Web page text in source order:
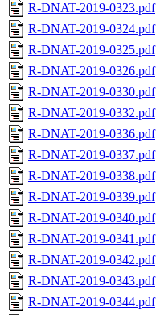
R-DNAT-2019-0323.pdf
R-DNAT-2019-0324.pdf
R-DNAT-2019-0325.pdf
R-DNAT-2019-0326.pdf
R-DNAT-2019-0330.pdf
R-DNAT-2019-0332.pdf
R-DNAT-2019-0336.pdf
R-DNAT-2019-0337.pdf
R-DNAT-2019-0338.pdf
R-DNAT-2019-0339.pdf
R-DNAT-2019-0340.pdf
R-DNAT-2019-0341.pdf
R-DNAT-2019-0342.pdf
R-DNAT-2019-0343.pdf
R-DNAT-2019-0344.pdf